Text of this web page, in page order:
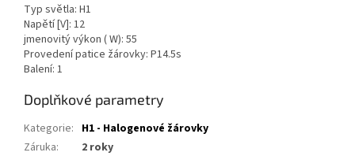
Typ světla: H1
Napětí [V]: 12
jmenovitý výkon ( W): 55
Provedení patice žárovky: P14.5s
Balení: 1
Doplňkové parametry
Kategorie: H1 - Halogenové žárovky
Záruka:
2 roky